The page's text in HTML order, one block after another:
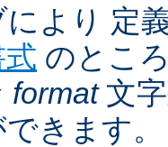
により 定
のとこ
format文
きます。